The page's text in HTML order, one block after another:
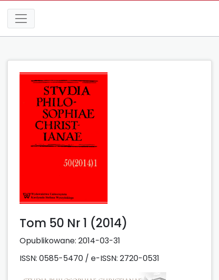
Tom 50 Nr 1 (2014)
Opublikowane: 2014-03-31
ISSN: 0585-5470 / e-ISSN: 2720-0531